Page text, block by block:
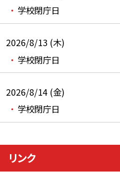
学校閉庁日
2026/8/13 (木)
学校閉庁日
2026/8/14 (金)
学校閉庁日
リンク